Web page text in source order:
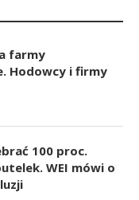
farmy
Hodowcy i firmy
100 proc.
WEI mówi o